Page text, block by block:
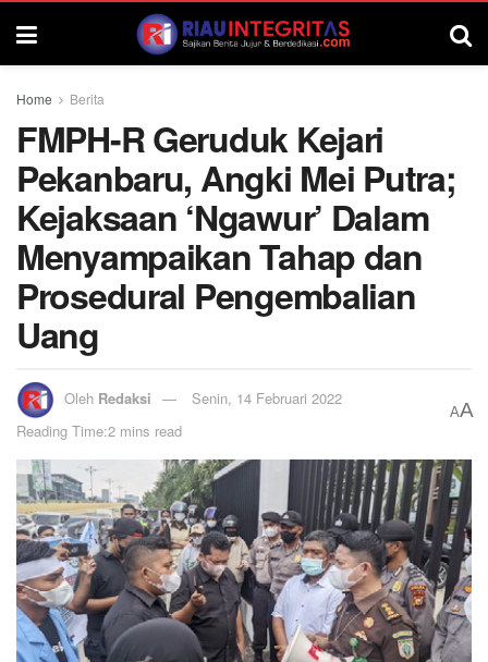
Home Berita
FMPH-R Geruduk Kejari
Pekanbaru, Angki Mei Putra;
Kejaksaan ‘Ngawur’ Dalam
Menyampaikan Tahap dan
Prosedural Pengembalian
Uang
Oleh Redaksi
Senin, 14 Februari 2022
Reading Time:2 mins read
AA